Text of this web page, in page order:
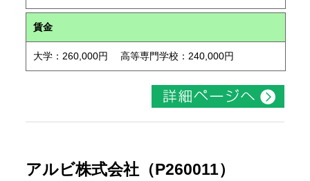
賃金
大学：260,000円 高等専門学校：240,000円
アルビ株式会社（P260011）